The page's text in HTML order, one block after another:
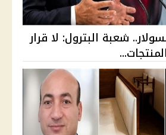
شعبة البترول: لا قرار